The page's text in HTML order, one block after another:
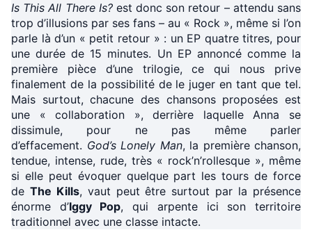
Is This All There Is? est donc son retour – attendu sans
trop d’illusions par ses fans – au « Rock », même si l’on
parle là d’un « petit retour » : un EP quatre titres, pour
une durée de 15 minutes. Un EP annoncé comme la
première pièce d’une trilogie, ce qui nous prive
finalement de la possibilité de le juger en tant que tel.
Mais surtout, chacune des chansons proposées est
une « collaboration », derrière laquelle Anna se
dissimule, pour ne pas même parler
d’effacement. God’s Lonely Man, la première chanson,
tendue, intense, rude, très « rock’n’rollesque », même
si elle peut évoquer quelque part les tours de force
de The Kills, vaut peut être surtout par la présence
énorme d’Iggy Pop, qui arpente ici son territoire
traditionnel avec une classe intacte.